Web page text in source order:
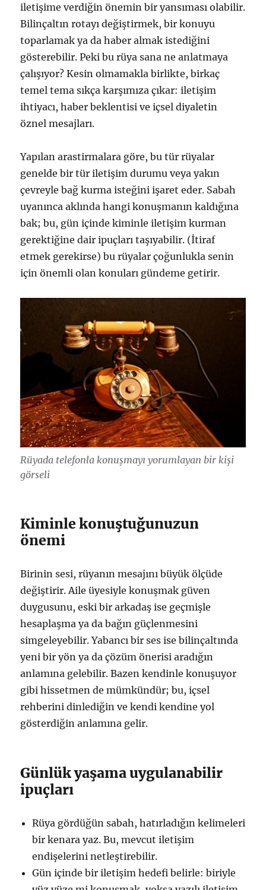
iletişime verdiğin önemin bir yansıması olabilir.
Bilinçaltın rotayı değiştirmek, bir konuyu
toparlamak ya da haber almak istediğini
gösterebilir. Peki bu rüya sana ne anlatmaya
çalışıyor? Kesin olmamakla birlikte, birkaç
temel tema sıkça karşımıza çıkar: iletişim
ihtiyacı, haber beklentisi ve içsel diyaletin
öznel mesajları.
Yapılan arastirmalara göre, bu tür rüyalar
genelde bir tür iletişim durumu veya yakın
çevreyle bağ kurma isteğini işaret eder. Sabah
uyanınca aklında hangi konuşmanın kaldığına
bak; bu, gün içinde kiminle iletişim kurman
gerektiğine dair ipuçları taşıyabilir. (İtiraf
etmek gerekirse) bu rüyalar çoğunlukla senin
için önemli olan konuları gündeme getirir.
Rüyada telefonla konuşmayı yorumlayan bir kişi
görseli
Kiminle konuştuğunuzun
önemi
Birinin sesi, rüyanın mesajını büyük ölçüde
değiştirir. Aile üyesiyle konuşmak güven
duygusunu, eski bir arkadaş ise geçmişle
hesaplaşma ya da bağın güçlenmesini
simgeleyebilir. Yabancı bir ses ise bilinçaltında
yeni bir yön ya da çözüm önerisi aradığın
anlamına gelebilir. Bazen kendinle konuşuyor
gibi hissetmen de mümkündür; bu, içsel
rehberini dinlediğin ve kendi kendine yol
gösterdiğin anlamına gelir.
Günlük yaşama uygulanabilir
ipuçları
Rüya gördüğün sabah, hatırladığın kelimeleri
bir kenara yaz. Bu, mevcut iletişim
endişelerini netleştirebilir.
Gün içinde bir iletişim hedefi belirle: biriyle